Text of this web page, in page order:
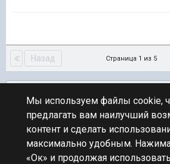
Назад Страница 1 из 5
ПЕРЕЙТИ К СПИСКУ ТЕМ
Механики игры
Мы используем файлы cookie,
предлагать вам наилучший
контент и сделать
максимально удобным.
«Ок» и продолжая